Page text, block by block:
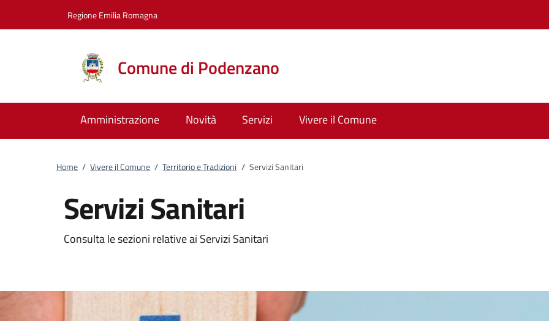
Regione Emilia Romagna
Comune di Podenzano
Amministrazione Novità Servizi Vivere il Comune
Home / Vivere il Comune / Territorio e Tradizioni / Servizi Sanitari
Servizi Sanitari
Consulta le sezioni relative ai Servizi Sanitari